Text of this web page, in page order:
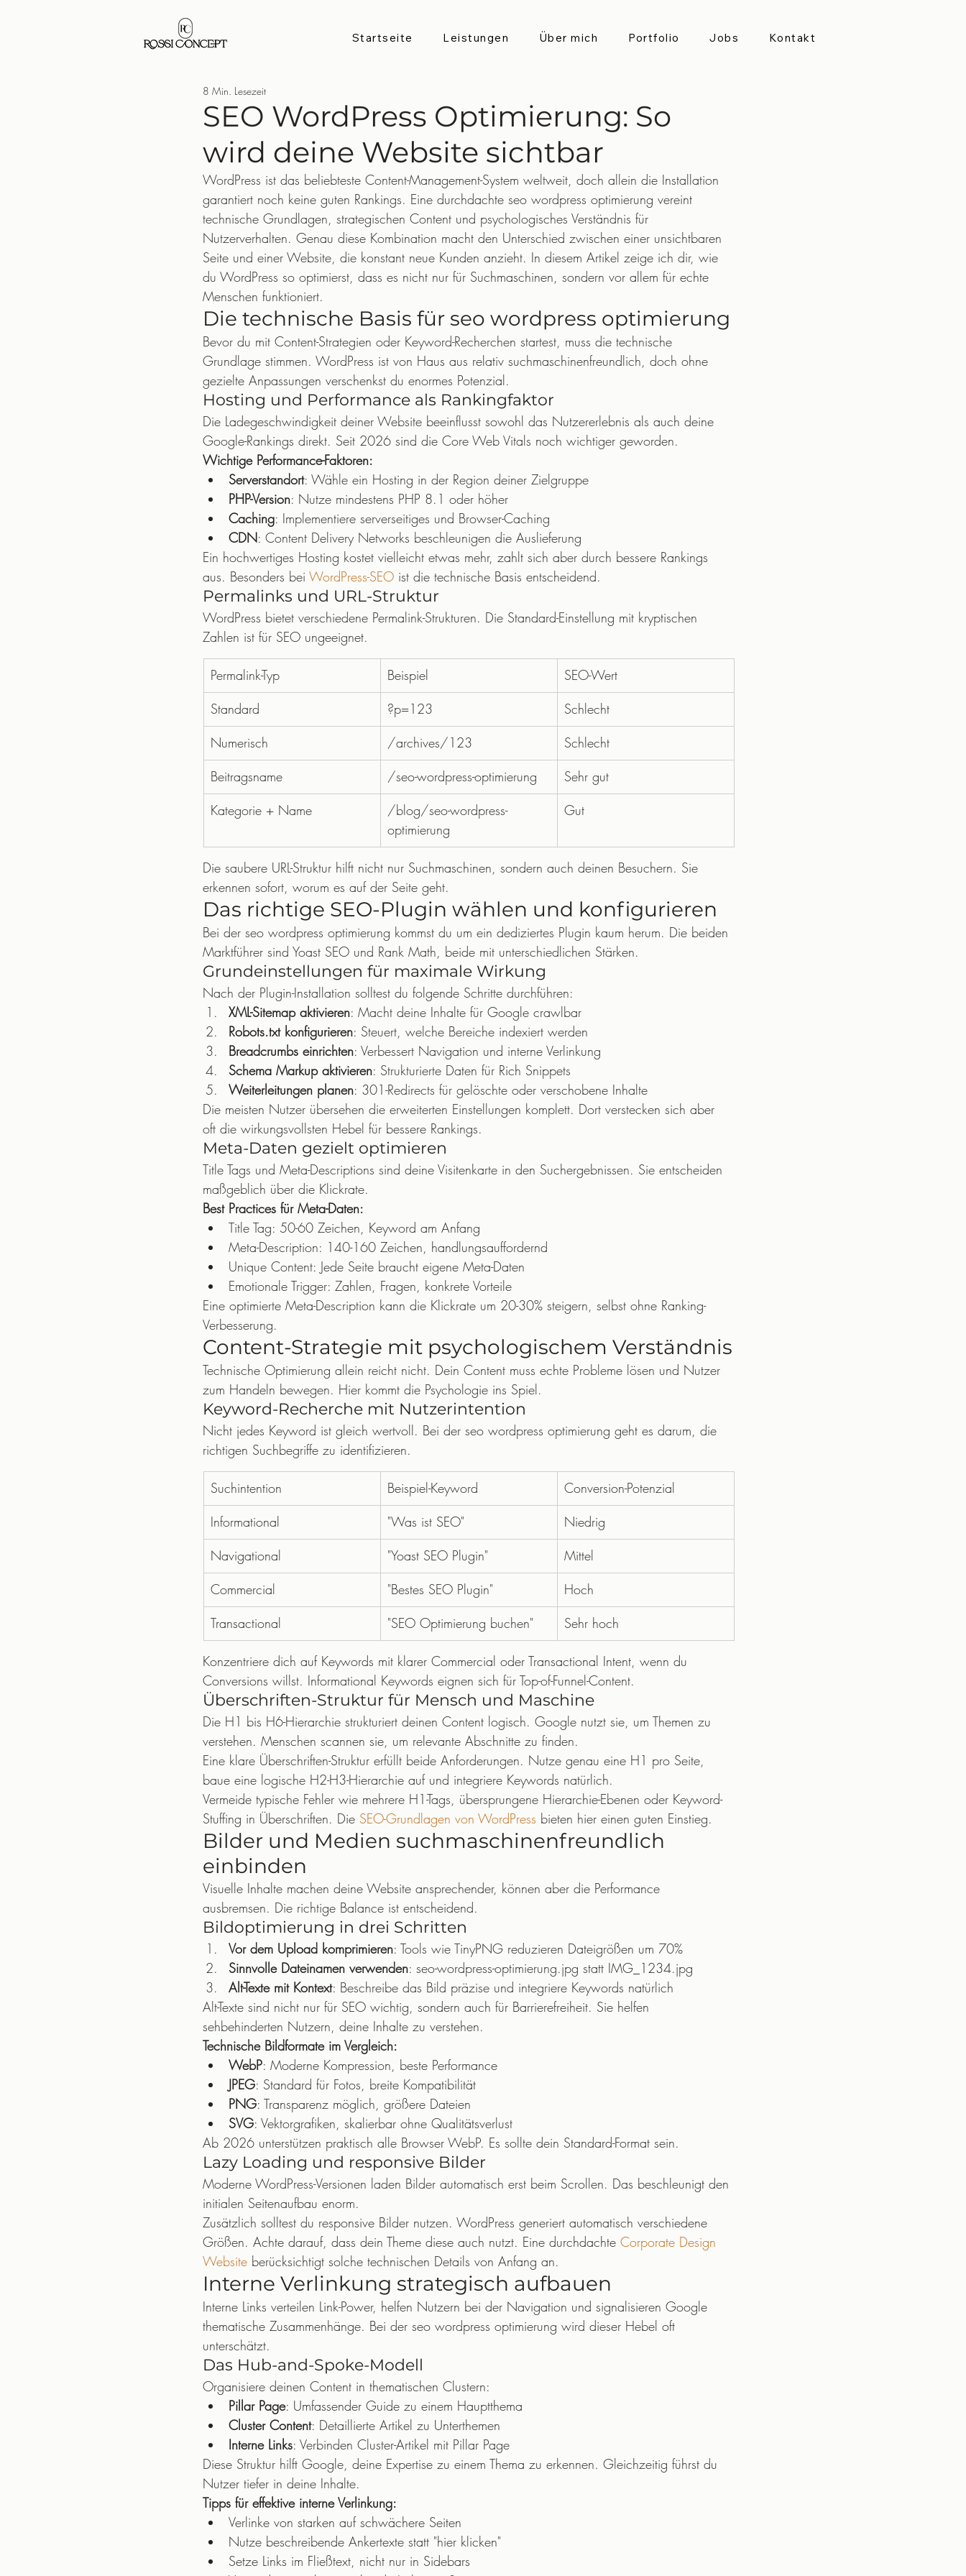
Startseite Leistungen Über mich Portfolio Jobs Kontakt
SEO WordPress Optimierung: So
wird deine Website sichtbar
8 Min. Lesezeit
WordPress ist das beliebteste Content-Management-System weltweit, doch allein die Installation
garantiert noch keine guten Rankings. Eine durchdachte seo wordpress optimierung vereint
technische Grundlagen, strategischen Content und psychologisches Verständnis für
Nutzerverhalten. Genau diese Kombination macht den Unterschied zwischen einer unsichtbaren
Seite und einer Website, die konstant neue Kunden anzieht. In diesem Artikel zeige ich dir, wie
du WordPress so optimierst, dass es nicht nur für Suchmaschinen, sondern vor allem für echte
Menschen funktioniert.
Die technische Basis für seo wordpress optimierung
Bevor du mit Content-Strategien oder Keyword-Recherchen startest, muss die technische
Grundlage stimmen. WordPress ist von Haus aus relativ suchmaschinenfreundlich, doch ohne
gezielte Anpassungen verschenkst du enormes Potenzial.
Hosting und Performance als Rankingfaktor
Die Ladegeschwindigkeit deiner Website beeinflusst sowohl das Nutzererlebnis als auch deine
Google-Rankings direkt. Seit 2026 sind die Core Web Vitals noch wichtiger geworden.
Wichtige Performance-Faktoren:
Serverstandort: Wähle ein Hosting in der Region deiner Zielgruppe
PHP-Version: Nutze mindestens PHP 8.1 oder höher
Caching: Implementiere serverseitiges und Browser-Caching
CDN: Content Delivery Networks beschleunigen die Auslieferung
Ein hochwertiges Hosting kostet vielleicht etwas mehr, zahlt sich aber durch bessere Rankings
aus. Besonders bei WordPress-SEO ist die technische Basis entscheidend.
Permalinks und URL-Struktur
WordPress bietet verschiedene Permalink-Strukturen. Die Standard-Einstellung mit kryptischen
Zahlen ist für SEO ungeeignet.
Permalink-Typ Beispiel
SEO-Wert
Standard
?p=123
Schlecht
Numerisch
/archives/123
Schlecht
Beitragsname
/seo-wordpress-optimierung
Sehr gut
Kategorie + Name
/blog/seo-wordpress-
optimierung
Gut
Die saubere URL-Struktur hilft nicht nur Suchmaschinen, sondern auch deinen Besuchern. Sie
erkennen sofort, worum es auf der Seite geht.
Das richtige SEO-Plugin wählen und konfigurieren
Bei der seo wordpress optimierung kommst du um ein dediziertes Plugin kaum herum. Die beiden
Marktführer sind Yoast SEO und Rank Math, beide mit unterschiedlichen Stärken.
Grundeinstellungen für maximale Wirkung
Nach der Plugin-Installation solltest du folgende Schritte durchführen:
XML-Sitemap aktivieren: Macht deine Inhalte für Google crawlbar
Robots.txt konfigurieren: Steuert, welche Bereiche indexiert werden
Breadcrumbs einrichten: Verbessert Navigation und interne Verlinkung
Schema Markup aktivieren: Strukturierte Daten für Rich Snippets
Weiterleitungen planen: 301-Redirects für gelöschte oder verschobene Inhalte
Die meisten Nutzer übersehen die erweiterten Einstellungen komplett. Dort verstecken sich aber
oft die wirkungsvollsten Hebel für bessere Rankings.
Meta-Daten gezielt optimieren
Title Tags und Meta-Descriptions sind deine Visitenkarte in den Suchergebnissen. Sie entscheiden
maßgeblich über die Klickrate.
Best Practices für Meta-Daten:
Title Tag: 50-60 Zeichen, Keyword am Anfang
Meta-Description: 140-160 Zeichen, handlungsauffordernd
Unique Content: Jede Seite braucht eigene Meta-Daten
Emotionale Trigger: Zahlen, Fragen, konkrete Vorteile
Eine optimierte Meta-Description kann die Klickrate um 20-30% steigern, selbst ohne Ranking-
Verbesserung.
Content-Strategie mit psychologischem Verständnis
Technische Optimierung allein reicht nicht. Dein Content muss echte Probleme lösen und Nutzer
zum Handeln bewegen. Hier kommt die Psychologie ins Spiel.
Keyword-Recherche mit Nutzerintention
Nicht jedes Keyword ist gleich wertvoll. Bei der seo wordpress optimierung geht es darum, die
richtigen Suchbegriffe zu identifizieren.
Suchintention Beispiel-Keyword
Conversion-Potenzial
Informational
"Was ist SEO"
Niedrig
Navigational
"Yoast SEO Plugin"
Mittel
Commercial
"Bestes SEO Plugin"
Hoch
Transactional
"SEO Optimierung buchen" Sehr hoch
Konzentriere dich auf Keywords mit klarer Commercial oder Transactional Intent, wenn du
Conversions willst. Informational Keywords eignen sich für Top-of-Funnel-Content.
Überschriften-Struktur für Mensch und Maschine
Die H1 bis H6-Hierarchie strukturiert deinen Content logisch. Google nutzt sie, um Themen zu
verstehen. Menschen scannen sie, um relevante Abschnitte zu finden.
Eine klare Überschriften-Struktur erfüllt beide Anforderungen. Nutze genau eine H1 pro Seite,
baue eine logische H2-H3-Hierarchie auf und integriere Keywords natürlich.
Vermeide typische Fehler wie mehrere H1-Tags, übersprungene Hierarchie-Ebenen oder Keyword-
Stuffing in Überschriften. Die SEO-Grundlagen von WordPress bieten hier einen guten Einstieg.
Bilder und Medien suchmaschinenfreundlich
einbinden
Visuelle Inhalte machen deine Website ansprechender, können aber die Performance
ausbremsen. Die richtige Balance ist entscheidend.
Bildoptimierung in drei Schritten
Vor dem Upload komprimieren: Tools wie TinyPNG reduzieren Dateigrößen um 70%
Sinnvolle Dateinamen verwenden: seo-wordpress-optimierung.jpg statt IMG_1234.jpg
Alt-Texte mit Kontext: Beschreibe das Bild präzise und integriere Keywords natürlich
Alt-Texte sind nicht nur für SEO wichtig, sondern auch für Barrierefreiheit. Sie helfen
sehbehinderten Nutzern, deine Inhalte zu verstehen.
Technische Bildformate im Vergleich:
WebP: Moderne Kompression, beste Performance
JPEG: Standard für Fotos, breite Kompatibilität
PNG: Transparenz möglich, größere Dateien
SVG: Vektorgrafiken, skalierbar ohne Qualitätsverlust
Ab 2026 unterstützen praktisch alle Browser WebP. Es sollte dein Standard-Format sein.
Lazy Loading und responsive Bilder
Moderne WordPress-Versionen laden Bilder automatisch erst beim Scrollen. Das beschleunigt den
initialen Seitenaufbau enorm.
Zusätzlich solltest du responsive Bilder nutzen. WordPress generiert automatisch verschiedene
Größen. Achte darauf, dass dein Theme diese auch nutzt. Eine durchdachte Corporate Design
Website berücksichtigt solche technischen Details von Anfang an.
Interne Verlinkung strategisch aufbauen
Interne Links verteilen Link-Power, helfen Nutzern bei der Navigation und signalisieren Google
thematische Zusammenhänge. Bei der seo wordpress optimierung wird dieser Hebel oft
unterschätzt.
Das Hub-and-Spoke-Modell
Organisiere deinen Content in thematischen Clustern:
Pillar Page: Umfassender Guide zu einem Hauptthema
Cluster Content: Detaillierte Artikel zu Unterthemen
Interne Links: Verbinden Cluster-Artikel mit Pillar Page
Diese Struktur hilft Google, deine Expertise zu einem Thema zu erkennen. Gleichzeitig führst du
Nutzer tiefer in deine Inhalte.
Tipps für effektive interne Verlinkung:
Verlinke von starken auf schwächere Seiten
Nutze beschreibende Ankertexte statt "hier klicken"
Setze Links im Fließtext, nicht nur in Sidebars